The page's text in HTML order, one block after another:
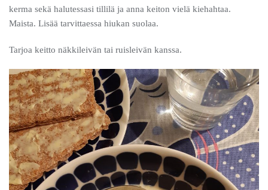
kerma sekä halutessasi tillilä ja anna keiton vielä kiehahtaa.
Maista. Lisää tarvittaessa hiukan suolaa.
Tarjoa keitto näkkileivän tai ruisleivän kanssa.